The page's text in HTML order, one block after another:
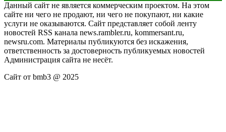
Данный сайт не является коммерческим проектом. На этом
сайте ни чего не продают, ни чего не покупают, ни какие
услуги не оказываются. Сайт представляет собой ленту
новостей RSS канала news.rambler.ru, kommersant.ru,
newsru.com. Материалы публикуются без искажения,
ответственность за достоверность публикуемых новостей
Администрация сайта не несёт.
Сайт от bmb3 @ 2025